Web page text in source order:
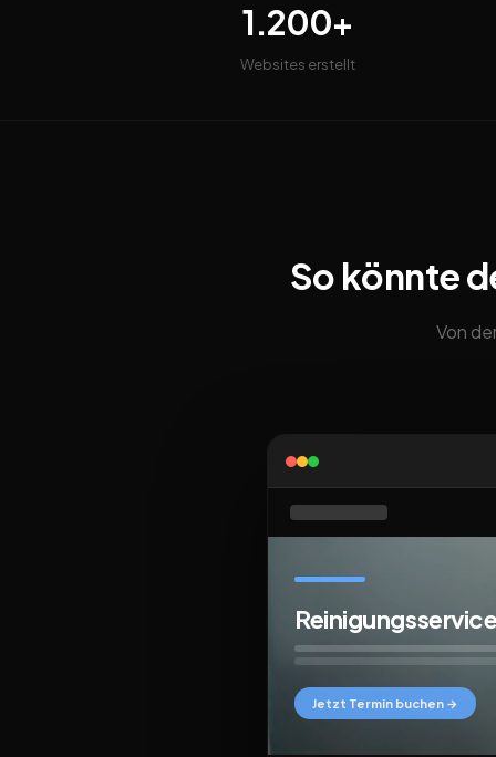
1.200+
Websites erstellt
So könnte
Von
Jetzt Termin buchen →